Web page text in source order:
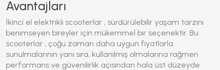
Avantajları
İkinci el elektrikli scooterlar , sürdürülebilir yaşam tarzını
benimseyen bireyler için mükemmel bir seçenektir. Bu
scooterlar , çoğu zaman daha uygun fiyatlarla
sunulmalarının yanı sıra, kullanılmış olmalarına rağmen
performans ve güvenilirlik açısından hala üst düzeyde